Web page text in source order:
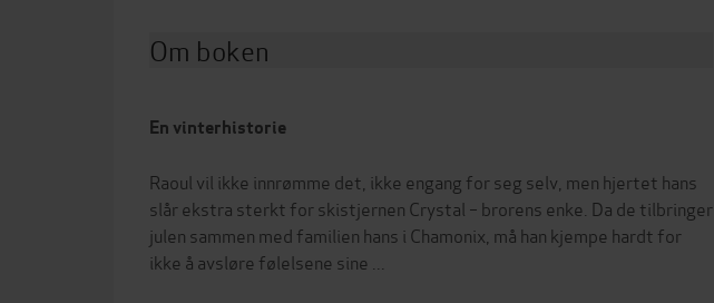
Om boken
En vinterhistorie
Raoul vil ikke innrømme det, ikke engang for seg selv, men hjertet hans
slår ekstra sterkt for skistjernen Crystal – brorens enke. Da de tilbringer
julen sammen med familien hans i Chamonix, må han kjempe hardt for
ikke å avsløre følelsene sine ...